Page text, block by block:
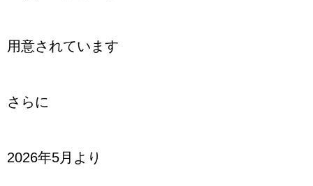
用意されています
さらに
2026年5月より